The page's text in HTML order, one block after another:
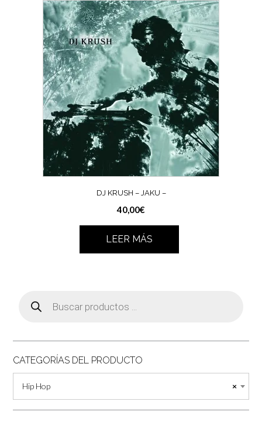
DJ KRUSH – JAKU –
40,00€
LEER MÁS
productos
CATEGORÍAS DEL PRODUCTO
×
Hip Hop